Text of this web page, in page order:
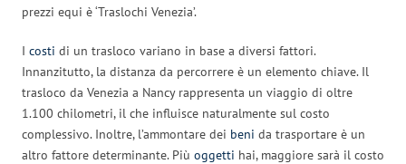
prezzi equi è ‘Traslochi Venezia’.
I costi di un trasloco variano in base a diversi fattori.
Innanzitutto, la distanza da percorrere è un elemento chiave. Il
trasloco da Venezia a Nancy rappresenta un viaggio di oltre
1.100 chilometri, il che influisce naturalmente sul costo
complessivo. Inoltre, l’ammontare dei beni da trasportare è un
altro fattore determinante. Più oggetti hai, maggiore sarà il costo